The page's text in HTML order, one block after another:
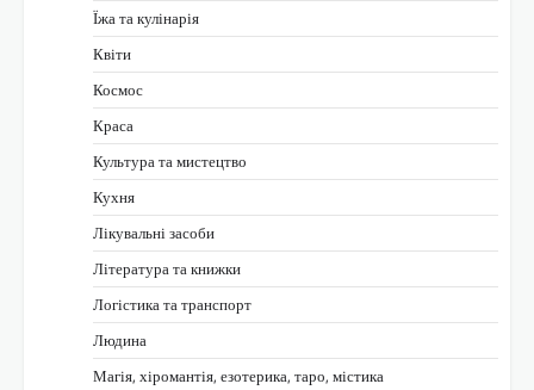
Їжа та кулінарія
Квіти
Космос
Краса
Культура та мистецтво
Кухня
Лікувальні засоби
Література та книжки
Логістика та транспорт
Людина
Магія, хіромантія, езотерика, таро, містика